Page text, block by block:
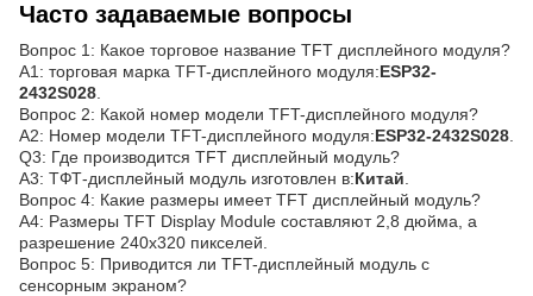
Часто задаваемые вопросы
Вопрос 1: Какое торговое название TFT дисплейного модуля?
A1: торговая марка TFT-дисплейного модуля:ESP32-
2432S028
Вопрос 2: Какой номер модели TFT-дисплейного модуля?
A2: Номер модели TFT-дисплейного модуля:ESP32-2432S028
Q3: Где производится TFT дисплейный модуль?
A3: ТФТ-дисплейный модуль изготовлен в:Китай
Вопрос 4: Какие размеры имеет TFT дисплейный модуль?
A4: Размеры TFT Display Module составляют 2,8 дюйма, а
разрешение 240x320 пикселей.
Вопрос 5: Приводится ли TFT-дисплейный модуль с
сенсорным экраном?